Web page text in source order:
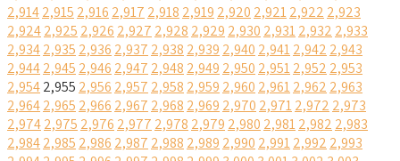
2,9142,915 2,916 2,917 2,918 2,919 2,920 2,9212,922 2,923
2,9242,925 2,926 2,927 2,928 2,929 2,930 2,9312,932 2,933
2,9342,935 2,936 2,937 2,938 2,939 2,940 2,9412,942 2,943
2,9442,945 2,946 2,947 2,948 2,949 2,950 2,9512,952 2,953
2,9542,955 2,956 2,957 2,958 2,959 2,960 2,9612,962 2,963
2,9642,965 2,966 2,967 2,968 2,969 2,970 2,9712,972 2,973
2,9742,975 2,976 2,977 2,978 2,979 2,980 2,9812,982 2,983
2,9842,985 2,986 2,987 2,988 2,989 2,990 2,9912,992 2,993